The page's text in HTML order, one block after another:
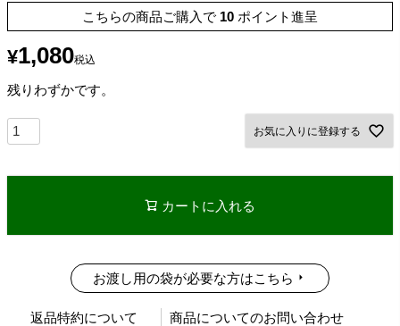
こちらの商品ご購入で 10 ポイント進呈
¥1,080税込
残りわずかです。
お気に入りに登録する
カートに入れる
お渡し用の袋が必要な方はこちら
返品特約について 商品についてのお問い合わせ